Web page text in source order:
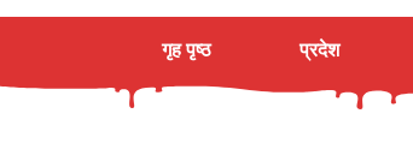
गृह पृष्ठ प्रदेश